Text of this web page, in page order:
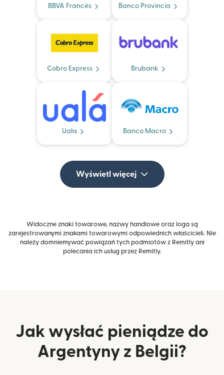
BBVA Francés Banco Provincia
Cobro Express Brubank
Uala Banco Macro
Wyświetl więcej
Widoczne znaki towarowe, nazwy handlowe oraz loga są
zarejestrowanymi znakami towarowymi odpowiednich właścicieli. Nie
należy domniemywać powiązań tych podmiotów z Remitly ani
polecania ich usług przez Remitly.
Jak wysłać pieniądze do
Argentyny z Belgii?